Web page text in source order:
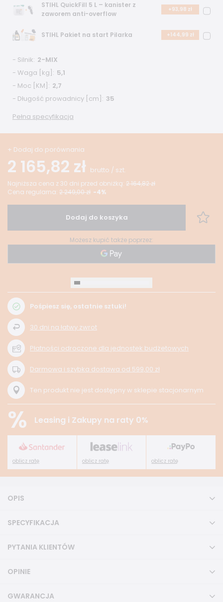
STIHL QuickFill 5 L – kanister z
zaworem anti-overflow
+93,98 zł
STIHL Pakiet na start Pilarka +144,99 zł
- Silnik 2-MIX
- Waga [kg]
5,1
- Moc [KM]
2,7
- Długość prowadnicy [cm]
35
Pełna specyfikacja
+ Dodaj do porównania
2 165,82 zł brutto / szt.
Najniższa cena z 30 dni przed obniżką: 2 164,82 zł
Cena regularna: 2 249,00 zł -4%
Dodaj do koszyka
Możesz kupić także poprzez:
Pośpiesz się, ostatnie sztuki!
30 dni na łatwy zwrot
Płatności odroczone dla jednostek budżetowych
Darmowa i szybka dostawa od 599,00 zł
Ten produkt nie jest dostępny w sklepie stacjonarnym
% Leasing i Zakupy na raty 0%
oblicz ratę oblicz ratę oblicz ratę
OPIS
SPECYFIKACJA
PYTANIA KLIENTÓW
OPINIE
GWARANCJA